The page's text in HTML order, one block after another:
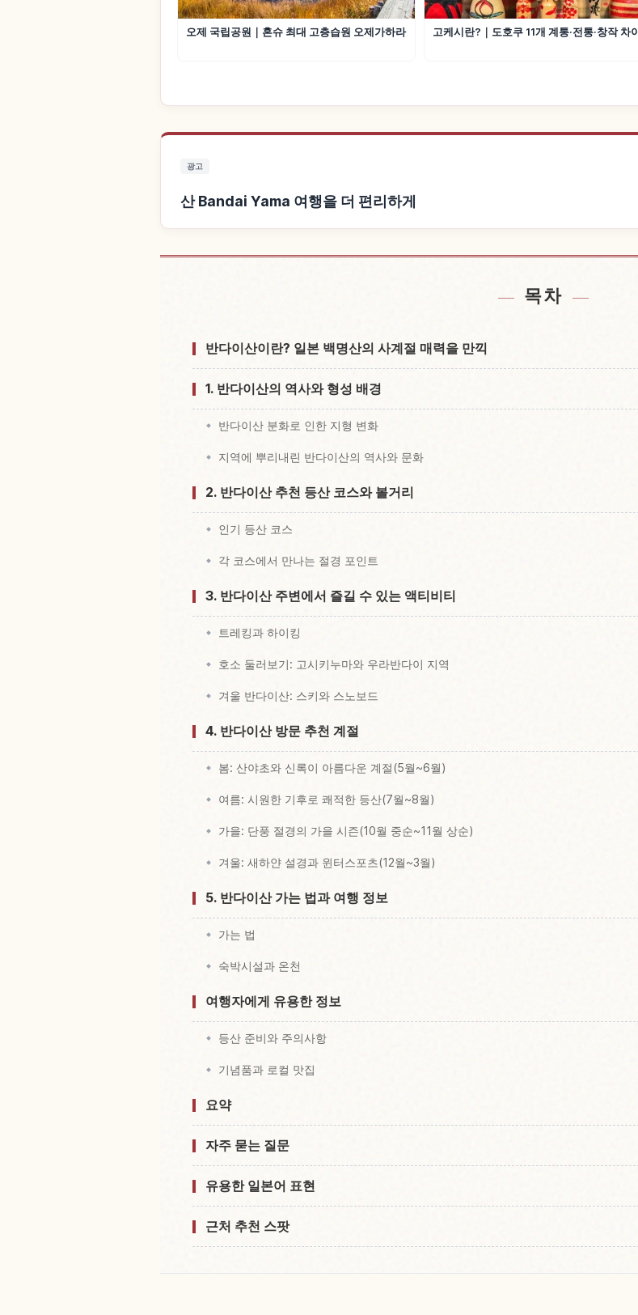
오제 국립공원｜혼슈 최대 고층습원 오제가하라 고케시란?｜도호쿠 11개 계통·전통·창작 차이
광고
산 Bandai Yama 여행을 더 편리하게
목차
반다이산이란? 일본 백명산의 사계절 매력을 만끽
1. 반다이산의 역사와 형성 배경
반다이산 분화로 인한 지형 변화
지역에 뿌리내린 반다이산의 역사와 문화
2. 반다이산 추천 등산 코스와 볼거리
인기 등산 코스
각 코스에서 만나는 절경 포인트
3. 반다이산 주변에서 즐길 수 있는 액티비티
트레킹과 하이킹
호소 둘러보기: 고시키누마와 우라반다이 지역
겨울 반다이산: 스키와 스노보드
4. 반다이산 방문 추천 계절
봄: 산야초와 신록이 아름다운 계절(5월~6월)
여름: 시원한 기후로 쾌적한 등산(7월~8월)
가을: 단풍 절경의 가을 시즌(10월 중순~11월 상순)
겨울: 새하얀 설경과 윈터스포츠(12월~3월)
5. 반다이산 가는 법과 여행 정보
가는 법
숙박시설과 온천
여행자에게 유용한 정보
등산 준비와 주의사항
기념품과 로컬 맛집
요약
자주 묻는 질문
유용한 일본어 표현
근처 추천 스팟